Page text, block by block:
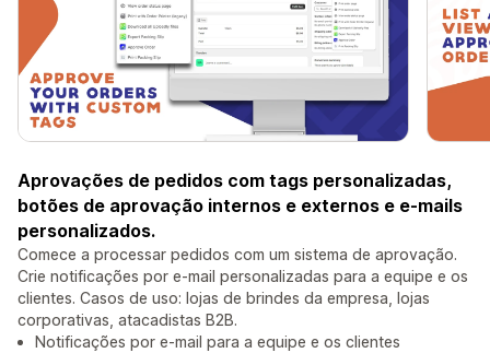
Aprovações de pedidos com tags personalizadas,
botões de aprovação internos e externos e e-mails
personalizados.
Comece a processar pedidos com um sistema de aprovação.
Crie notificações por e-mail personalizadas para a equipe e os
clientes. Casos de uso: lojas de brindes da empresa, lojas
corporativas, atacadistas B2B.
Notificações por e-mail para a equipe e os clientes